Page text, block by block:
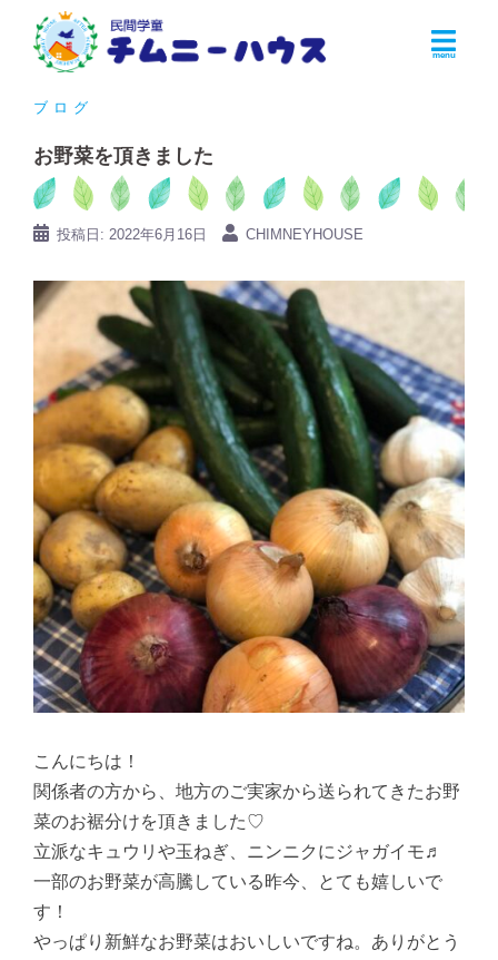
ブログ
お野菜を頂きました
投稿日: 2022年6月16日 CHIMNEYHOUSE
こんにちは！
関係者の方から、地方のご実家から送られてきたお野
菜のお裾分けを頂きました♡
立派なキュウリや玉ねぎ、ニンニクにジャガイモ♬
一部のお野菜が高騰している昨今、とても嬉しいで
す！
やっぱり新鮮なお野菜はおいしいですね。ありがとう